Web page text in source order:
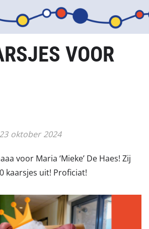
VOOR
23 oktober 2024
voor Maria ‘Mieke’ De Haes! Zij
kaarsjes uit! Proficiat!